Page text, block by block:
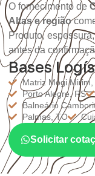
O fornecimento de
Altas e região
Produto,
antes da
Bases
Matriz Mogi Mirim,
Porto Alegre, RS
Balneário
Palmas, TO
Solicitar